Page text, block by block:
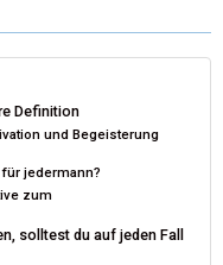
K
D
I
Definition
und Begeisterung
jedermann?
zum
solltest du auf jeden Fall